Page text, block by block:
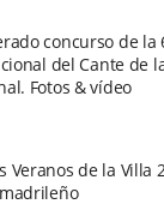
concurso de la
del Cante de
Fotos & vídeo
Veranos de la Villa